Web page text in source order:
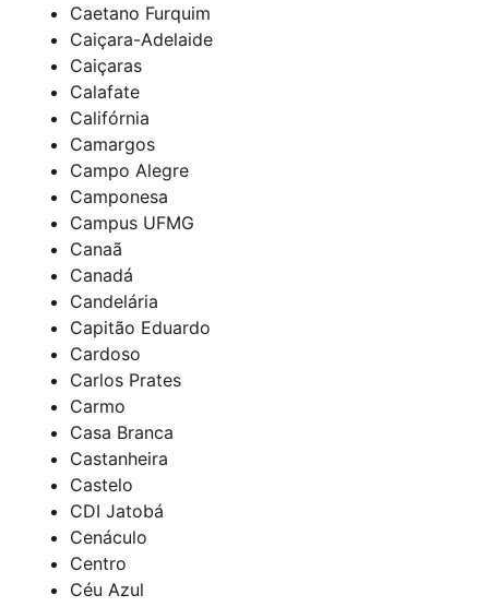
Caetano Furquim
Caiçara-Adelaide
Caiçaras
Calafate
Califórnia
Camargos
Campo Alegre
Camponesa
Campus UFMG
Canaã
Canadá
Candelária
Capitão Eduardo
Cardoso
Carlos Prates
Carmo
Casa Branca
Castanheira
Castelo
CDI Jatobá
Cenáculo
Centro
Céu Azul